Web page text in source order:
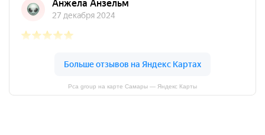
Pca group на карте Самары — Яндекс Карты